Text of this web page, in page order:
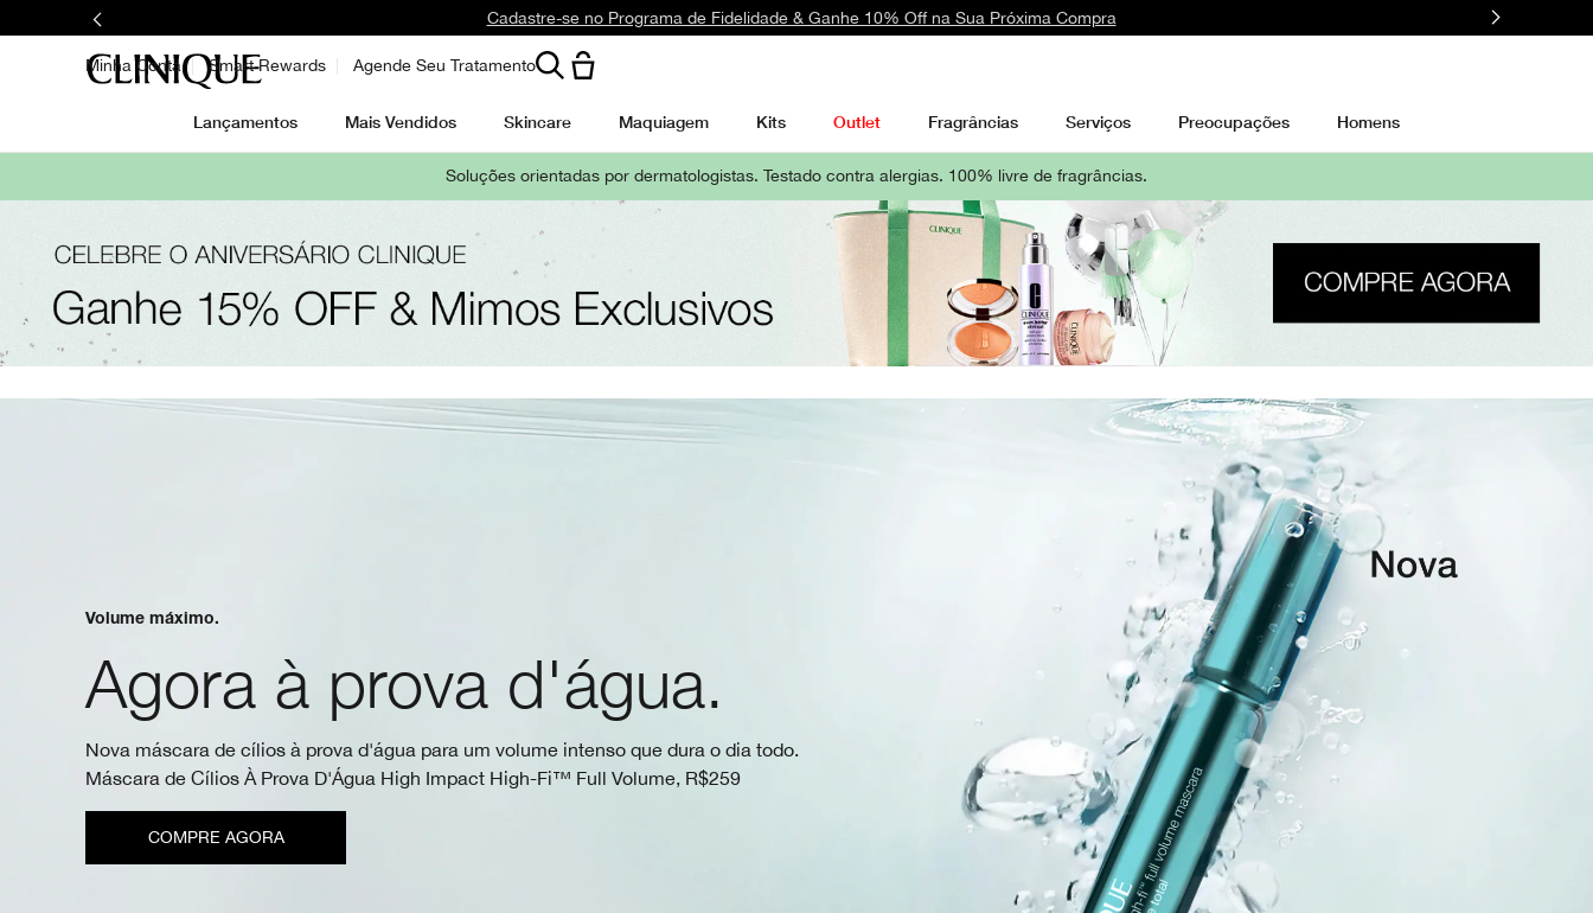
Cadastre-se no Programa de Fidelidade & Ganhe 10% Off na Sua Próxima Compra
Minha Conta Smart Rewards Agende Seu Tratamento
Lançamentos Mais Vendidos Skincare Maquiagem Kits Outlet Fragrâncias Serviços Preocupações Homens
Soluções orientadas por dermatologistas. Testado contra alergias. 100% livre de fragrâncias.
Volume máximo.
Agora à prova d'água.
Nova máscara de cílios à prova d'água para um volume intenso que dura o dia todo.
Máscara de Cílios À Prova D'Água High Impact High-Fi™ Full Volume, R$259
COMPRE AGORA